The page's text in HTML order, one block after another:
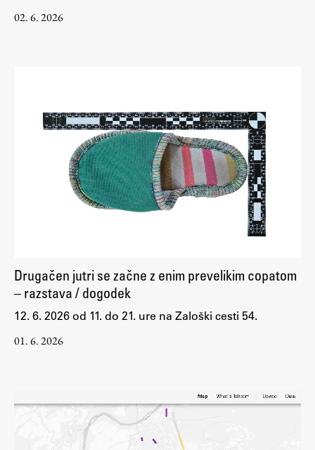
02. 6. 2026
Drugačen jutri se začne z enim prevelikim copatom
– razstava / dogodek
12. 6. 2026 od 11. do 21. ure na Zaloški cesti 54.
01. 6. 2026